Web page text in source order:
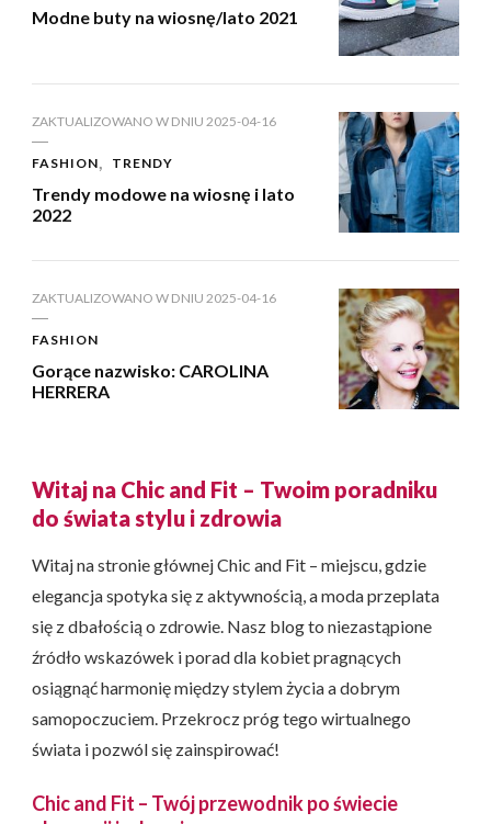
Modne buty na wiosnę/lato 2021
ZAKTUALIZOWANO W DNIU 2025-04-16
FASHION TRENDY
Trendy modowe na wiosnę i lato
2022
ZAKTUALIZOWANO W DNIU 2025-04-16
FASHION
Gorące nazwisko: CAROLINA
HERRERA
Witaj na Chic and Fit – Twoim poradniku
do świata stylu i zdrowia
Witaj na stronie głównej Chic and Fit – miejscu, gdzie
elegancja spotyka się z aktywnością, a moda przeplata
się z dbałością o zdrowie. Nasz blog to niezastąpione
źródło wskazówek i porad dla kobiet pragnących
osiągnąć harmonię między stylem życia a dobrym
samopoczuciem. Przekrocz próg tego wirtualnego
świata i pozwól się zainspirować!
Chic and Fit – Twój przewodnik po świecie